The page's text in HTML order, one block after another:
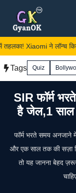
content
Xiaomi ने लॉन्च
Tags Quiz
SIR फॉर्म
है जेल,1 साल
फॉर्म भरते समय अनजाने
और एक साल तक की सज़ा
तो यह जानना बेहद